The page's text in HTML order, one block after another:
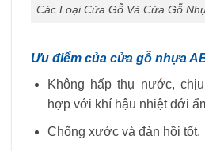
Các Loại Cửa Gỗ Và Cửa Gỗ
Ưu điểm của cửa gỗ nhựa
Không hấp thụ nước,
hợp với khí hậu nhiệt đới
Chống xước và đàn hồi tốt.